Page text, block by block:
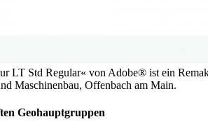
LT Std Regular« von Adobe® ist ein
Maschinenbau, Offenbach am Main.
Geohauptgruppen